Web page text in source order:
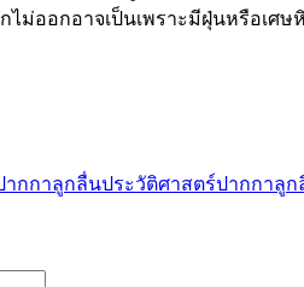
ม่ออกอาจเป็นเพราะมีฝุ่นหรือเ
ากกาลูกลื่นประวัติศาสตร์ปากกาลูก